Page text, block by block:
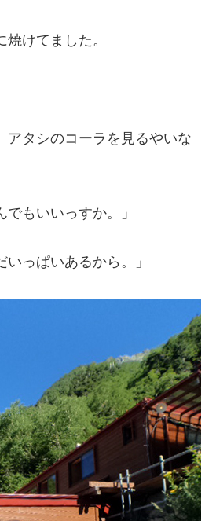
けてました。
アタシのコーラを見るやいな
でもいいっすか。」
っぱいあるから。」